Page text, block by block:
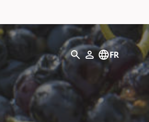
Recherche
Mon profil
FR